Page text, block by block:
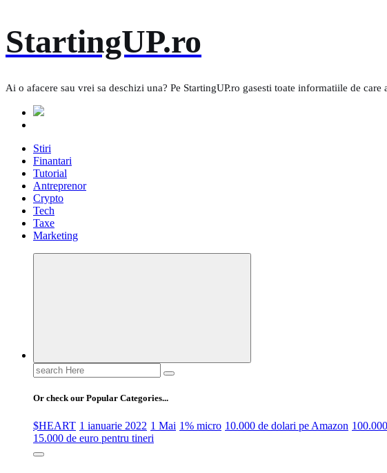
to
content
StartingUP.ro
Ai o afacere sau vrei sa deschizi una? Pe StartingUP.ro gasesti toate informatiile de care
Stiri
Finantari
Tutorial
Antreprenor
Crypto
Tech
Taxe
Marketing
Search
for:
Or check our Popular Categories...
$HEART 1 ianuarie 2022 1 Mai 1% micro 10.000 de dolari pe Amazon
15.000 de euro pentru tineri